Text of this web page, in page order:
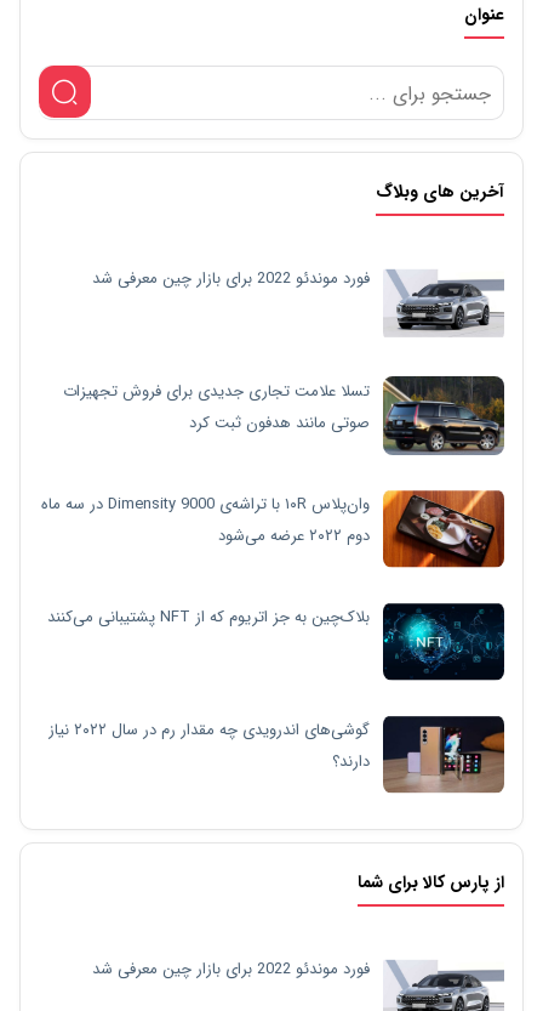
عنوان
آخرین های وبلاگ
فورد موندئو 2022 برای بازار چین معرفی شد
تسلا علامت تجاری جدیدی برای فروش تجهیزات
صوتی مانند هدفون ثبت کرد
وان‌پلاس ۱۰R با تراشه‌ی Dimensity 9000 در سه ماه
دوم ۲۰۲۲ عرضه می‌شود
بلاک‌چین به جز اتریوم که از NFT پشتیبانی می‌کنند
گوشی‌های اندرویدی چه مقدار رم در سال ۲۰۲۲ نیاز
دارند؟
از پارس کالا برای شما
فورد موندئو 2022 برای بازار چین معرفی شد